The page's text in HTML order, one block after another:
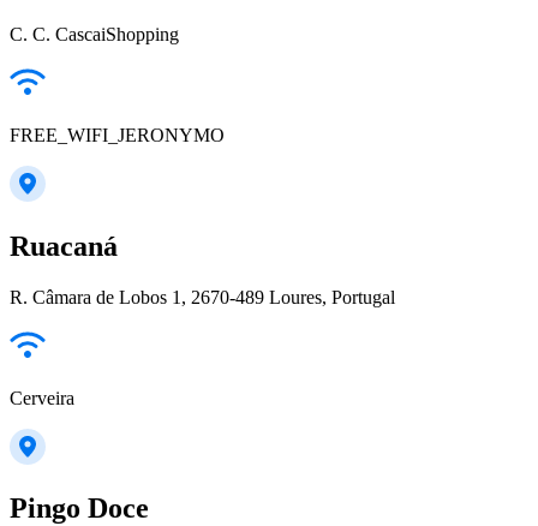
C. C. CascaiShopping
FREE_WIFI_JERONYMO
Ruacaná
R. Câmara de Lobos 1, 2670-489 Loures, Portugal
Cerveira
Pingo Doce